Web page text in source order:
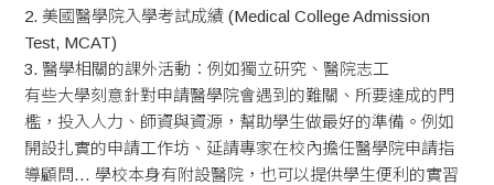
2. 美國醫學院入學考試成績 (Medical College Admission
Test, MCAT)
3. 醫學相關的課外活動：例如獨立研究、醫院志工
有些大學刻意針對申請醫學院會遇到的難關、所要達成的門
檻，投入人力、師資與資源，幫助學生做最好的準備。例如
開設扎實的申請工作坊、延請專家在校內擔任醫學院申請指
導顧問… 學校本身有附設醫院，也可以提供學生便利的實習